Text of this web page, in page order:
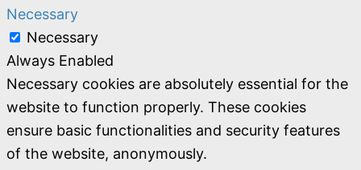
Necessary
Necessary
Always Enabled
Necessary cookies are absolutely essential for the
website to function properly. These cookies
ensure basic functionalities and security features
of the website, anonymously.